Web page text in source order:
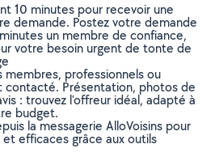
10 minutes pour recevoir une
demande. Postez votre demande
un membre de confiance,
votre besoin urgent de tonte de
membres, professionnels ou
contacté. Présentation, photos de
: trouvez l'offreur idéal, adapté à
budget.
la messagerie AlloVoisins pour
efficaces grâce aux outils